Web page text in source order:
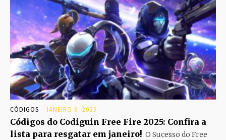
CÓDIGOS JANEIRO 6, 2025
Códigos do Codiguin Free Fire 2025: Confira a
lista para resgatar em janeiro! O Sucesso do Free